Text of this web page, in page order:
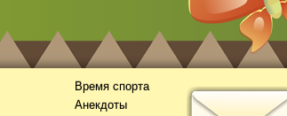
Время спорта
Анекдоты